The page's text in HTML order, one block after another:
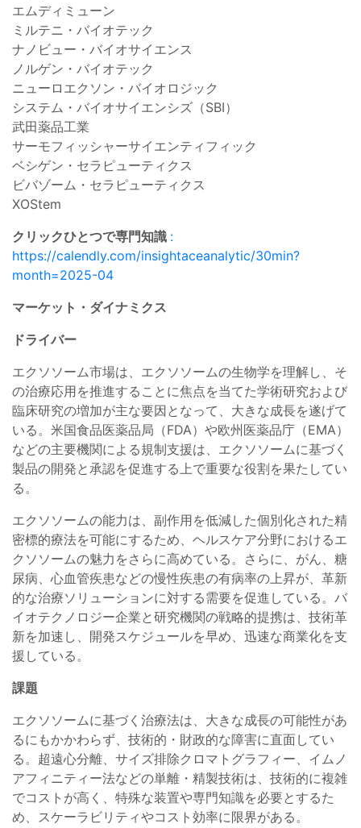
エムディミューン
ミルテニ・バイオテック
ナノビュー・バイオサイエンス
ノルゲン・バイオテック
ニューロエクソン・バイオロジック
システム・バイオサイエンシズ（SBI）
武田薬品工業
サーモフィッシャーサイエンティフィック
ベシゲン・セラピューティクス
ビバゾーム・セラピューティクス
XOStem
クリックひとつで専門知識 :
https://calendly.com/insightaceanalytic/30min?
month=2025-04
マーケット・ダイナミクス
ドライバー
エクソソーム市場は、エクソソームの生物学を理解し、そ
の治療応用を推進することに焦点を当てた学術研究および
臨床研究の増加が主な要因となって、大きな成長を遂げて
いる。米国食品医薬品局（FDA）や欧州医薬品庁（EMA）
などの主要機関による規制支援は、エクソソームに基づく
製品の開発と承認を促進する上で重要な役割を果たしてい
る。
エクソソームの能力は、副作用を低減した個別化された精
密標的療法を可能にするため、ヘルスケア分野におけるエ
クソソームの魅力をさらに高めている。さらに、がん、糖
尿病、心血管疾患などの慢性疾患の有病率の上昇が、革新
的な治療ソリューションに対する需要を促進している。バ
イオテクノロジー企業と研究機関の戦略的提携は、技術革
新を加速し、開発スケジュールを早め、迅速な商業化を支
援している。
課題
エクソソームに基づく治療法は、大きな成長の可能性があ
るにもかかわらず、技術的・財政的な障害に直面してい
る。超遠心分離、サイズ排除クロマトグラフィー、イムノ
アフィニティー法などの単離・精製技術は、技術的に複雑
でコストが高く、特殊な装置や専門知識を必要とするた
め、スケーラビリティやコスト効率に限界がある。